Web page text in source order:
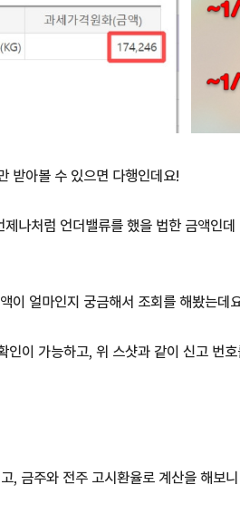
받아볼 수 있으면 다행인데요!
나처럼 언더밸류를 했을 법한 금액인데
이 얼마인지 궁금해서 조회를 해봤는데
이 가능하고, 위 스샷과 같이 신고 번
, 금주와 전주 고시환율로 계산을 해보